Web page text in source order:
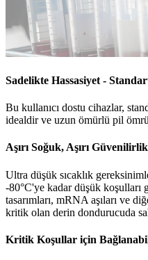
Sadelikte Hassasiyet -
Bu kullanıcı dostu cihazlar,
idealdir ve uzun ömürlü pil
Aşırı Soğuk, Aşırı
Ultra düşük sıcaklık
-80°C'ye kadar düşük
tasarımları, mRNA aşıları ve
kritik olan derin dondurucuda
Kritik Koşullar için